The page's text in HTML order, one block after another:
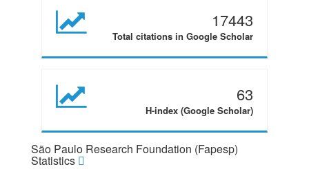
17443
Total citations in Google Scholar
63
H-index (Google Scholar)
São Paulo Research Foundation (Fapesp)
Statistics